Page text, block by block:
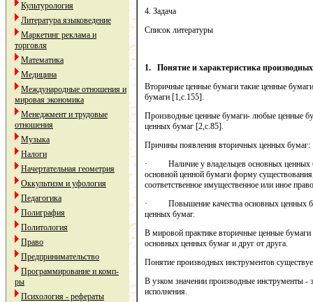
Культурология
Литература языковедение
Маркетинг реклама и
торговля
Математика
Медицина
Международные отношения и
мировая экономика
Менеджмент и трудовые
отношения
Музыка
Налоги
Начертательная геометрия
Оккультизм и уфология
Педагогика
Полиграфия
Политология
Право
Предпринимательство
Программирование и комп-
ры
Психология - рефераты
4. Задача
Список литературы
1. Понятие и характеристика
Вторичные ценные бумаги такие ценные
бумаги [1,с.155].
Производные ценные бумаги- любые ценные
ценных бумаг [2,с.85].
Причины появления вторичных ценных бумаг:
· Наличие у владельцев основных ценных
основной ценной бумаги форму
соответственное имущественное или иное
· Повышение качества основных ценных
ценных бумаг.
В мировой практике вторичные ценные
основных ценных бумаг и друг от друга.
Понятие производных инструментов
В узком значении производные инструменты -
исполнения.